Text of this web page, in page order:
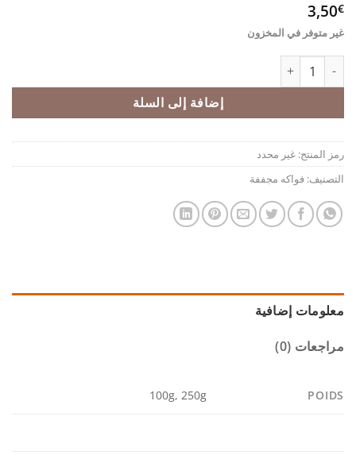
3,50€
غير متوفر في المخزون
كمية أناناس
إضافة إلى السلة
رمز المنتج: غير محدد
التصنيف: فواكه مجففة
معلومات إضافية
مراجعات (0)
POIDS
100g, 250g